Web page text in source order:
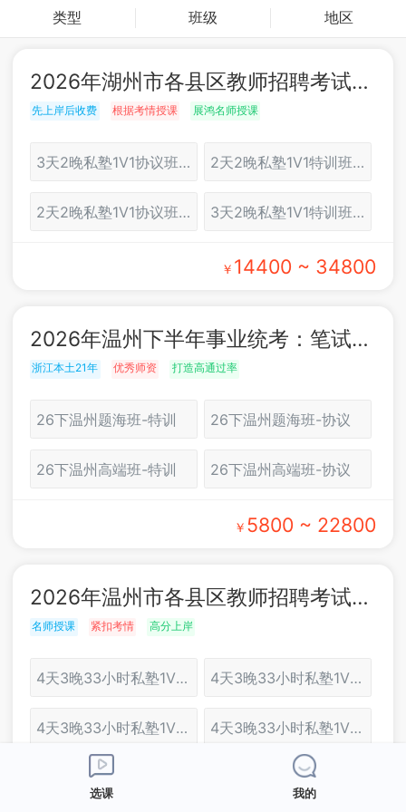
类型 班级 地区
2026年湖州市各县区教师招聘考试：面试培训
先上岸后收费 根据考情授课 展鸿名师授课
3天2晚私塾1V1协议班（湖州） 2天2晚私塾1V1特训班（湖州）
2天2晚私塾1V1协议班（湖州） 3天2晚私塾1V1特训班（湖州）
￥ 14400 ~ 34800
2026年温州下半年事业统考：笔试培训
浙江本土21年 优秀师资 打造高通过率
26下温州题海班-特训 26下温州题海班-协议
26下温州高端班-特训 26下温州高端班-协议
￥ 5800 ~ 22800
2026年温州市各县区教师招聘考试：面试培训
名师授课 紧扣考情 高分上岸
4天3晚33小时私塾1V2协议班（温州） 4天3晚33小时私塾1V2特训班（温州）
4天3晚33小时私塾1V1协议班（温州） 4天3晚33小时私塾1V1特训班（温州）
选课 我的